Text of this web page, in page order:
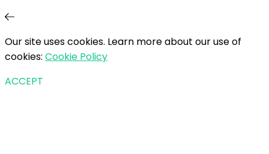
Our site uses cookies. Learn more about our use of
cookies: Cookie Policy
ACCEPT